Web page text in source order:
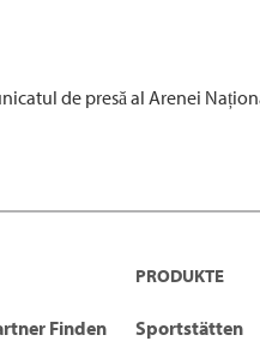
de presă al Arenei
Finden
PRODUKTE
Sportstätten